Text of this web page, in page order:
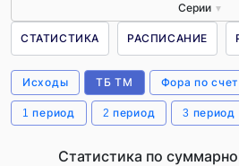
Серии ▼
СТАТИСТИКА РАСПИСАНИЕ
Исходы ТБ ТМ Фора по
1 период 2 период 3 период
Статистика по